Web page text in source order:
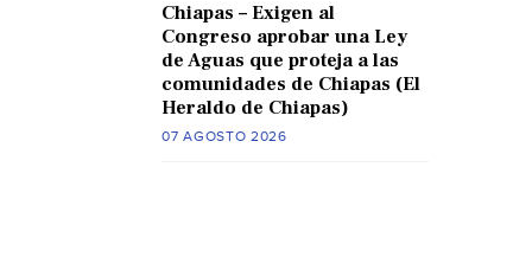
Chiapas – Exigen al
Congreso aprobar una Ley
de Aguas que proteja a las
comunidades de Chiapas (El
Heraldo de Chiapas)
07 AGOSTO 2026